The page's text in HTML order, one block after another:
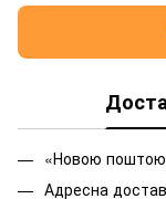
«Новою
Адресна